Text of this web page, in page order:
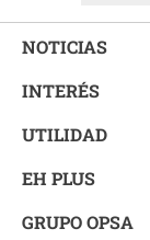
NOTICIAS
INTERÉS
UTILIDAD
EH PLUS
GRUPO OPSA